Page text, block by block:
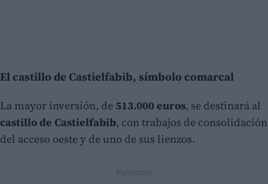
El castillo de Castielfabib, símbolo comarcal
La mayor inversión, de 513.000 euros, se destinará al
castillo de Castielfabib, con trabajos de consolidación
del acceso oeste y de uno de sus lienzos.